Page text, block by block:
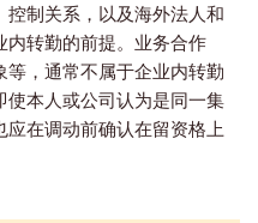
制关系，以及海外法人和
内转勤的前提。业务合作
，通常不属于企业内转勤
使本人或公司认为是同一集
在调动前确认在留资格上